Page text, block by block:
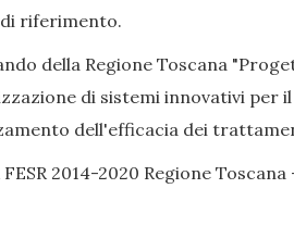
riferimento.
della Regione Toscana
di sistemi innovativi per
dell'efficacia dei
2014-2020 Regione